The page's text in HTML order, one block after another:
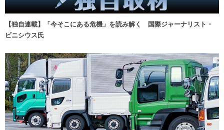
【独自連載】「今そこにある危機」を読み解く 国際ジャーナリスト・
ビニシウス氏